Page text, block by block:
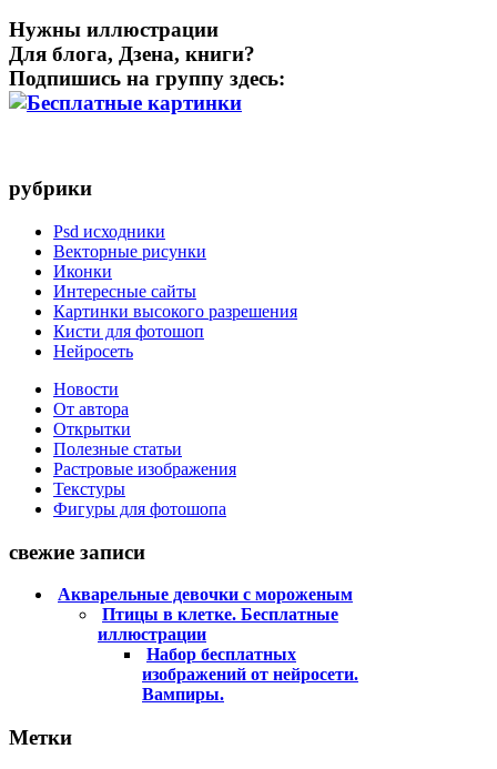
Нужны иллюстрации
Для блога, Дзена, книги?
Подпишись на группу здесь:
рубрики
Psd исходники
Векторные рисунки
Иконки
Интересные сайты
Картинки высокого разрешения
Кисти для фотошоп
Нейросеть
Новости
От автора
Открытки
Полезные статьи
Растровые изображения
Текстуры
Фигуры для фотошопа
свежие записи
Акварельные девочки с мороженым
Птицы в клетке. Бесплатные
иллюстрации
Набор бесплатных
изображений от нейросети.
Вампиры.
Метки